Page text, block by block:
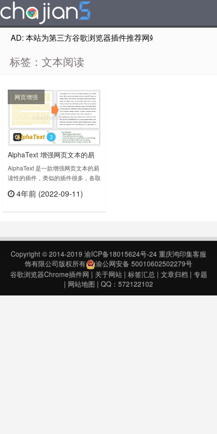
AD: 本站为第三方谷歌浏览器插件推荐网站，非Google
标签：文本阅读
网页增强
AlphaText 增强网页文本的易
读性
AlphaText 是一款增强网页文本的易
读性的插件，类似的插件很多，各取
AlphaText 可以快速调整网站上的字
样式，快速调整颜色，根据您的喜好
动工具，以消除分散注意力的多媒体
（图像、视频、……
4年前 (2022-09-11)
Copyright © 2014-2019 渝ICP备18015624号-24 重庆鸿印集客服
饰有限公司版权所有
渝公网安备 50010602502279号
谷歌浏览器Chrome插件网 | 关于网站| 标签汇总| 文章归档 | 专题
| 网站地图 | QQ：572122102